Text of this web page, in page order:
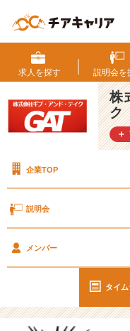
し
い
感
想
を
頂
き
た
ジ
員
の
9
求人を探す 説明会を
株
ク
＋
企業TOP
説明会
メンバー
タイ